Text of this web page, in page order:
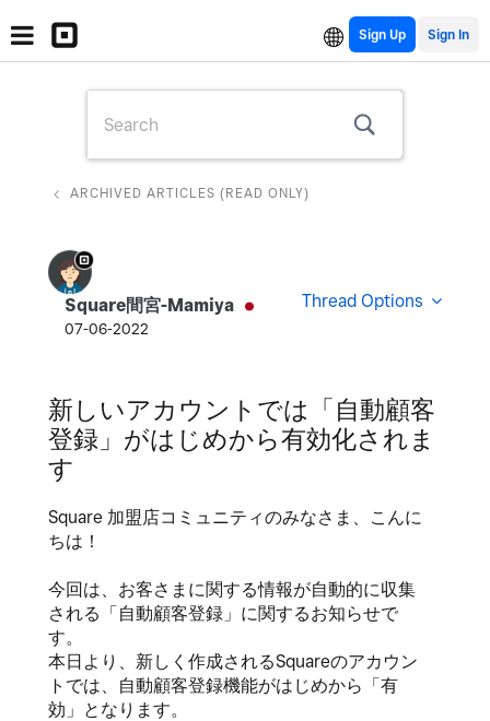
Sign Up
ARCHIVED ARTICLES (READ ONLY)
Square間宮-Mamiya
07-06-2022
Thread Options
新しいアカウントでは「自動顧客
登録」がはじめから有効化されま
す
Square 加盟店コミュニティのみなさま、こんに
ちは！
今回は、お客さまに関する情報が自動的に収集
される「自動顧客登録」に関するお知らせで
す。
本日より、新しく作成されるSquareのアカウン
トでは、自動顧客登録機能がはじめから「有
効」となります。